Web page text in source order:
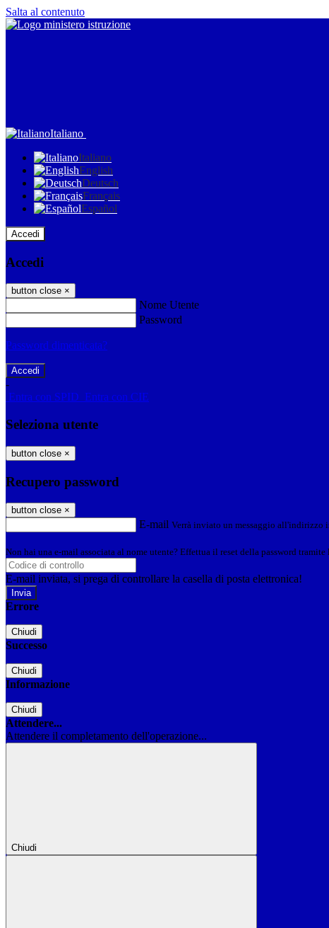
Salta al contenuto
Italiano
Italiano
English
Deutsch
Français
Español
Accedi
Accedi
button close ×
Nome Utente
Password
Password dimenticata?
-
Entra con SPID Entra con CIE
Seleziona utente
button close ×
Recupero password
button close ×
E-mail Verrà inviato un messaggio all'indirizzo
Non hai una e-mail associata al nome utente? Effettua il reset della password tramite
E-mail inviata, si prega di controllare la casella di posta elettronica!
Errore
Chiudi
Successo
Chiudi
Informazione
Chiudi
Attendere...
Attendere il completamento dell'operazione...
Chiudi